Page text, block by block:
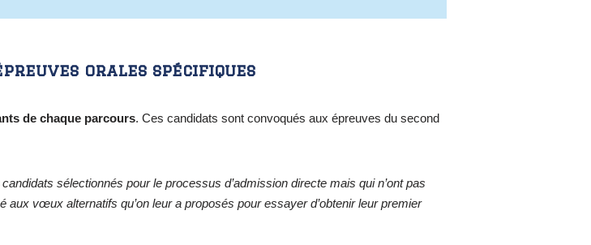
orales spécifiques
de chaque parcours. Ces candidats sont convoqués aux épreuves du second
sélectionnés pour le processus d’admission directe mais qui n’ont pas
vœux alternatifs qu’on leur a proposés pour essayer d’obtenir leur premier